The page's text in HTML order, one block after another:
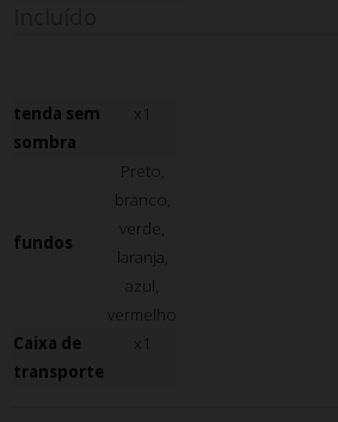
tenda sem
sombra
x1
fundos
Preto,
branco,
verde,
laranja,
azul,
vermelho
Caixa de
transporte
x1